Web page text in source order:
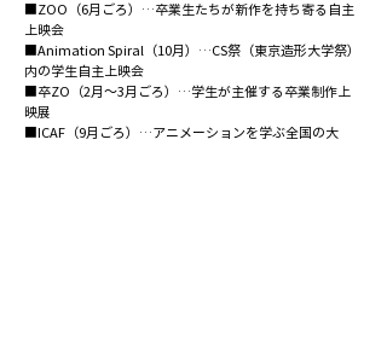
■ZOO（6月ごろ）…卒業生たちが新作を持ち寄る自主
上映会
■Animation Spiral（10月）…CS祭（東京造形大学祭）
内の学生自主上映会
■卒ZO（2月～3月ごろ）…学生が主催する卒業制作上
映展
■ICAF（9月ごろ）…アニメーションを学ぶ全国の大